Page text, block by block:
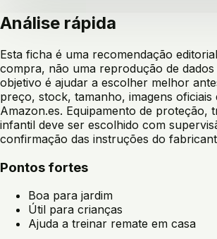
Análise rápida
Esta ficha é uma recomendação
compra, não uma reprodução de dados
objetivo é ajudar a escolher melhor
preço, stock, tamanho, imagens oficiais
Amazon.es. Equipamento de proteção,
infantil deve ser escolhido com
confirmação das instruções do
Pontos fortes
Boa para jardim
Útil para crianças
Ajuda a treinar remate em casa